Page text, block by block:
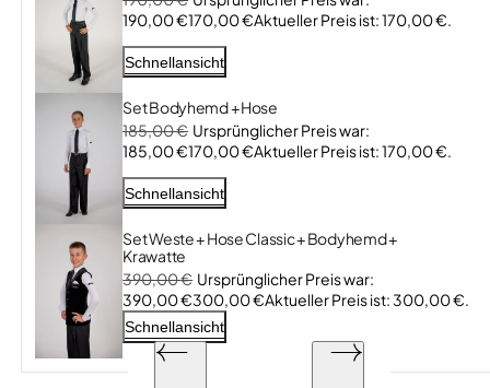
190,00 €170,00€Aktueller Preis ist: 170,00 €.
Schnellansicht
Set Bodyhemd + Hose
185,00€ Ursprünglicher Preis war:
185,00 €170,00€Aktueller Preis ist: 170,00 €.
Schnellansicht
Set Weste + Hose Classic + Bodyhemd +
Krawatte
390,00€ Ursprünglicher Preis war:
390,00 €300,00€Aktueller Preis ist: 300,00 €.
Schnellansicht